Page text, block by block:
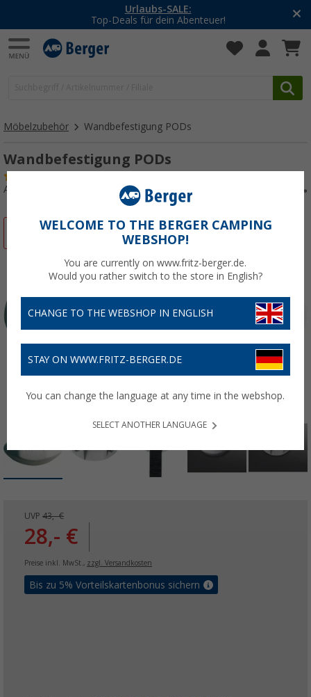
Urlaubs-SALE:
Top-Deals für dein Abenteuer!
Möbelzubehör Wandbefestigung PODs
Wandbefestigung PODs
Art.-Nr.: 226070
UVP 43,- €
28,- €
Preise inkl. MwSt., zzgl. Versandkosten
Bis zu 5% Vorteilskartenbonus sichern
WELCOME TO THE BERGER CAMPING
WEBSHOP!
You are currently on www.fritz-berger.de.
Would you rather switch to the store in English?
CHANGE TO THE WEBSHOP IN ENGLISH
STAY ON WWW.FRITZ-BERGER.DE
You can change the language at any time in the webshop.
SELECT ANOTHER LANGUAGE